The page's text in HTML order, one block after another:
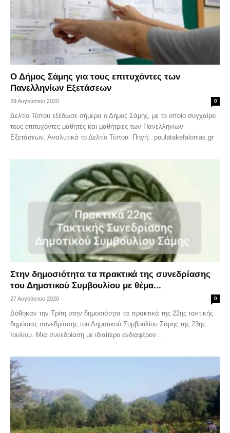
Ο Δήμος Σάμης για τους επιτυχόντες των
Πανελληνίων Εξετάσεων
29 Αυγούστου 2020 0
Δελτίο Τύπου εξέδωσε σήμερα ο Δήμος Σάμης, με το οποίο συγχαίρει
τους επιτυχόντες μαθητές και μαθήτριες των Πανελληνίων
Εξετάσεων. Αναλυτικά το Δελτίο Τύπου: Πηγή: poulatakefalonias.gr
Στην δημοσιότητα τα πρακτικά της συνεδρίασης
του Δημοτικού Συμβουλίου με θέμα...
27 Αυγούστου 2020 0
Δόθηκαν την Τρίτη στην δημοσιότητα τα πρακτικά της 22ης τακτικής
δημόσιας συνεδρίασης του Δημοτικού Συμβουλίου Σάμης της 23ης
Ιουλίου. Μια συνεδρίαση με ιδιαίτερο ενδιαφέρον...